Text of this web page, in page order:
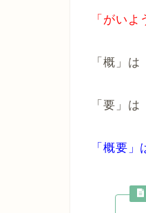
「がいよ
「概」
「要」
「概要